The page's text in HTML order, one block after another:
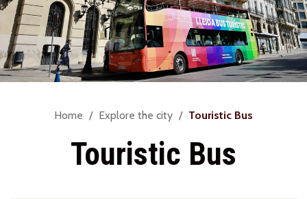
You
here:
Home Explore the city Touristic Bus
Touristic Bus